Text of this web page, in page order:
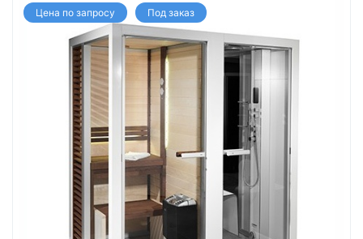
Цена по запросу Под заказ